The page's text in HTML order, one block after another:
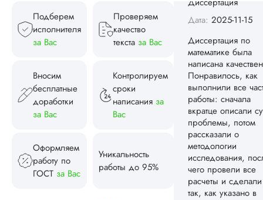
Подберем
исполнителя
за Вас
Проверяем
качество
текста за Вас
Вносим
бесплатные
доработки
за Вас
Контролируем
сроки
написания за
Вас
Оформляем
работу по
ГОСТ за Вас
Уникальность
работы до 95%
математике была
написана
выполнили все
работы: сначала
вкратце описали
проблемы, потом
рассказали о
методологии
исследования,
чего провели все
расчеты и
так, как указано в
индивидуа...
Читать полный